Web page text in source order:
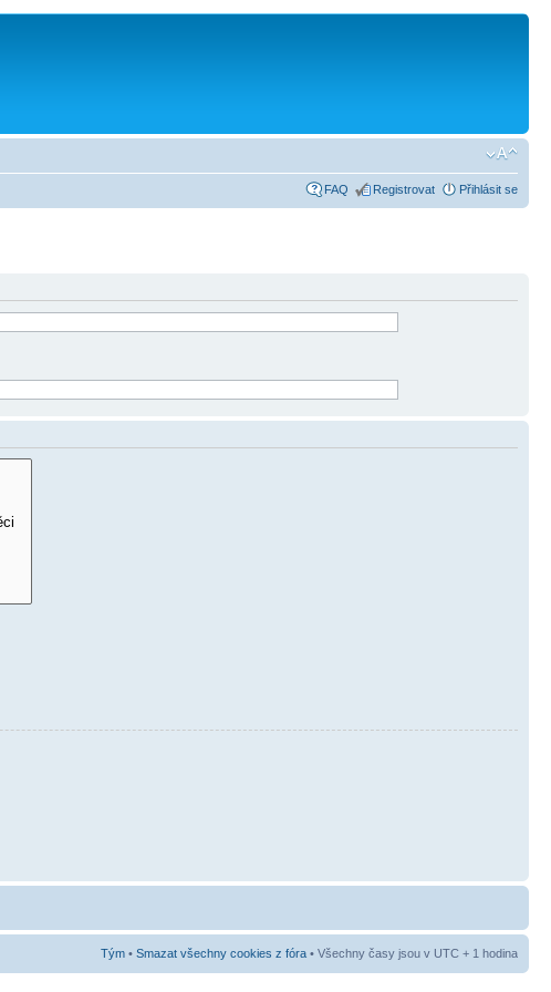
FAQ Registrovat Přihlásit se
Tým • Smazat všechny cookies z fóra • Všechny časy jsou v UTC + 1 hodina